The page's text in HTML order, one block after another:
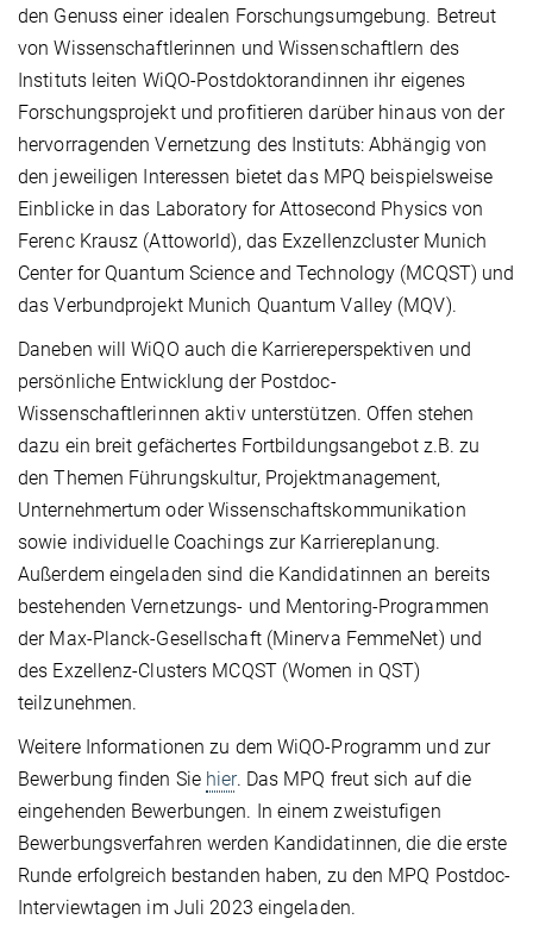
den Genuss einer idealen Forschungsumgebung. Betreut
von Wissenschaftlerinnen und Wissenschaftlern des
Instituts leiten WiQO-Postdoktorandinnen ihr eigenes
Forschungsprojekt und profitieren darüber hinaus von der
hervorragenden Vernetzung des Instituts: Abhängig von
den jeweiligen Interessen bietet das MPQ beispielsweise
Einblicke in das Laboratory for Attosecond Physics von
Ferenc Krausz (Attoworld), das Exzellenzcluster Munich
Center for Quantum Science and Technology (MCQST) und
das Verbundprojekt Munich Quantum Valley (MQV).
Daneben will WiQO auch die Karriereperspektiven und
persönliche Entwicklung der Postdoc-
Wissenschaftlerinnen aktiv unterstützen. Offen stehen
dazu ein breit gefächertes Fortbildungsangebot z.B. zu
den Themen Führungskultur, Projektmanagement,
Unternehmertum oder Wissenschaftskommunikation
sowie individuelle Coachings zur Karriereplanung.
Außerdem eingeladen sind die Kandidatinnen an bereits
bestehenden Vernetzungs- und Mentoring-Programmen
der Max-Planck-Gesellschaft (Minerva FemmeNet) und
des Exzellenz-Clusters MCQST (Women in QST)
teilzunehmen.
Weitere Informationen zu dem WiQO-Programm und zur
Bewerbung finden Sie hier. Das MPQ freut sich auf die
eingehenden Bewerbungen. In einem zweistufigen
Bewerbungsverfahren werden Kandidatinnen, die die erste
Runde erfolgreich bestanden haben, zu den MPQ Postdoc-
Interviewtagen im Juli 2023 eingeladen.